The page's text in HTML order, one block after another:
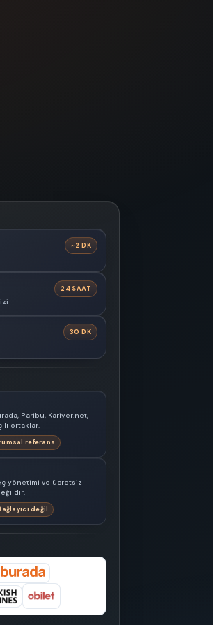
~2 DK
24 SAAT
30 DK
Paribu, Kariyer.net,
ortaklar.
referans
yönetimi ve ücretsiz
değil